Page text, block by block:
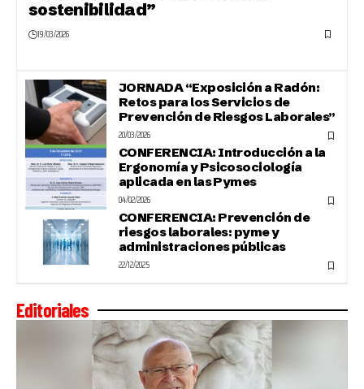
sostenibilidad”
19/03/2026
JORNADA “Exposición a Radón:
Retos para los Servicios de
Prevención de Riesgos Laborales”
20/03/2026
CONFERENCIA: Introducción a la
Ergonomía y Psicosociología
aplicada en las Pymes
04/02/2026
CONFERENCIA: Prevención de
riesgos laborales: pyme y
administraciones públicas
22/12/2025
Editoriales